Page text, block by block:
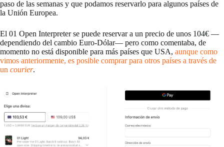
paso de las semanas y que podamos reservarlo para algunos países de
la Unión Europea.
El 01 Open Interpreter se puede reservar a un precio de unos 104€ —
dependiendo del cambio Euro-Dólar— pero como comentaba, de
momento no está disponible para más países que USA, aunque como
vimos anteriormente, es posible comprar para otros países a través de
un courier.